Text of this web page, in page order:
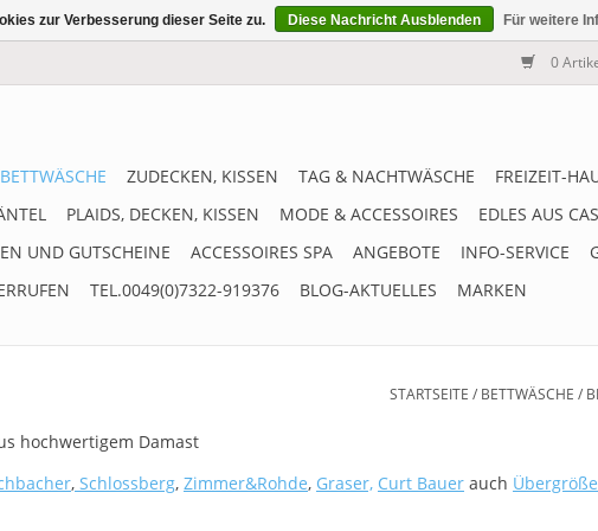
0
BETTWÄSCHE ZUDECKEN, KISSEN TAG & NACHTWÄSCHE FREIZEIT-
PLAIDS, DECKEN, KISSEN MODE & ACCESSOIRES EDLES AUS
UND GUTSCHEINE
ACCESSOIRES SPA ANGEBOTE INFO-SERVICE
TEL.0049(0)7322-919376 BLOG-AKTUELLES MARKEN
STARTSEITE / BETTWÄSCHE /
hochwertigem Damast
, Schlossberg, Zimmer&Rohde, Graser, Curt Bauer auch
zur Verbesserung dieser Seite zu. Diese Nachricht Ausblenden Für weitere